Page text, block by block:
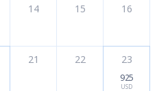
14 15 16
21 22 23
925
USD